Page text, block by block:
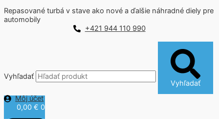
Repasované turbá v stave ako nové a ďalšie náhradné diely pre
automobily
+421 944 110 990
Vyhľadať
Vyhľadať
Môj účet
0,00 € 0